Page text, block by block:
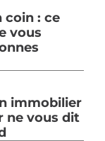
coin : ce
vous
immobilier
ne vous dit